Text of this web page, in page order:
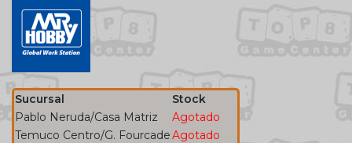
Sucursal
Stock
Pablo Neruda/Casa Matriz
Agotado
Temuco Centro/G. FourcadeAgotado